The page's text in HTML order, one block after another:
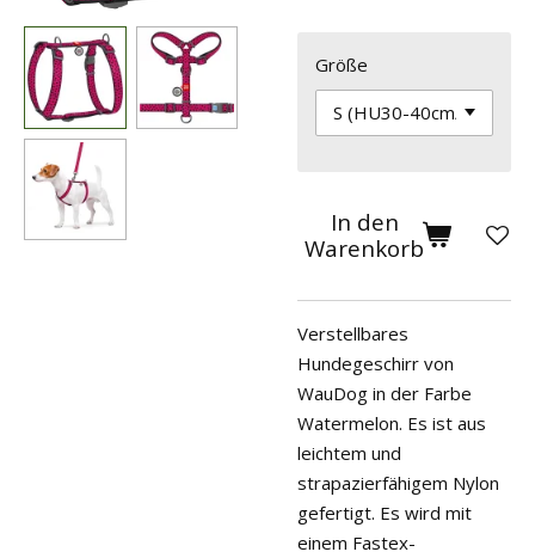
Größe
In den
Warenkorb
Verstellbares
Hundegeschirr von
WauDog in der Farbe
Watermelon. Es ist aus
leichtem und
strapazierfähigem Nylon
gefertigt. Es wird mit
einem Fastex-